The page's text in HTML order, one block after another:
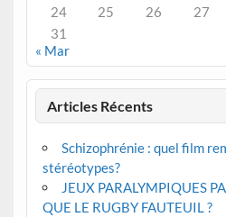
24
25 26 27
31
« Mar
Articles Récents
Schizophrénie : quel film
stéréotypes?
JEUX PARALYMPIQUES
QUE LE RUGBY FAUTEUIL ?